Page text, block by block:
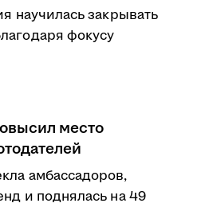
научилась закрывать
фокусу
место
амбассадоров,
и поднялась на 49